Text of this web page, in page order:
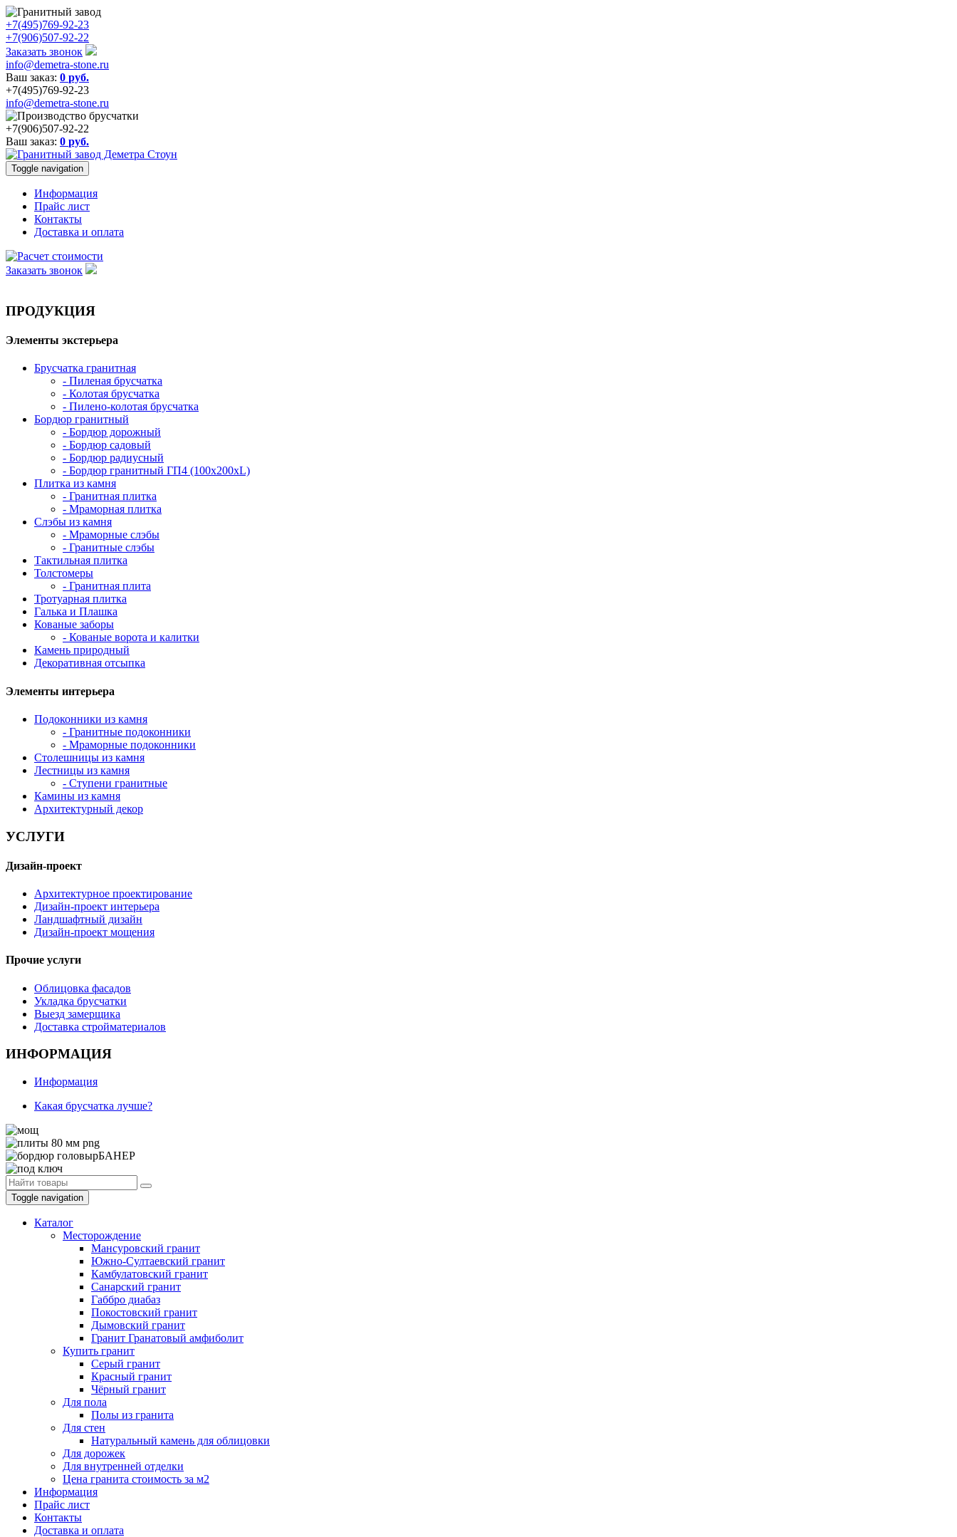
+7(495)769-92-23
+7(906)507-92-22
Заказать звонок
info@demetra-stone.ru
Ваш заказ: 0 руб.
+7(495)769-92-23
info@demetra-stone.ru
+7(906)507-92-22
Ваш заказ: 0 руб.
Toggle navigation
Информация
Прайс лист
Контакты
Доставка и оплата
Заказать звонок
ПРОДУКЦИЯ
Элементы экстерьера
Брусчатка гранитная
- Пиленая брусчатка
- Колотая брусчатка
- Пилено-колотая брусчатка
Бордюр гранитный
- Бордюр дорожный
- Бордюр садовый
- Бордюр радиусный
- Бордюр гранитный ГП4 (100х200хL)
Плитка из камня
- Гранитная плитка
- Мраморная плитка
Слэбы из камня
- Мраморные слэбы
- Гранитные слэбы
Тактильная плитка
Толстомеры
- Гранитная плита
Тротуарная плитка
Галька и Плашка
Кованые заборы
- Кованые ворота и калитки
Камень природный
Декоративная отсыпка
Элементы интерьера
Подоконники из камня
- Гранитные подоконники
- Мраморные подоконники
Столешницы из камня
Лестницы из камня
- Ступени гранитные
Камины из камня
Архитектурный декор
УСЛУГИ
Дизайн-проект
Архитектурное проектирование
Дизайн-проект интерьера
Ландшафтный дизайн
Дизайн-проект мощения
Прочие услуги
Облицовка фасадов
Укладка брусчатки
Выезд замерщика
Доставка стройматериалов
ИНФОРМАЦИЯ
Информация
Какая брусчатка лучше?
Toggle navigation
Каталог
Месторождение
Мансуровский гранит
Южно-Султаевский гранит
Камбулатовский гранит
Санарский гранит
Габбро диабаз
Покостовский гранит
Дымовский гранит
Гранит Гранатовый амфиболит
Купить гранит
Серый гранит
Красный гранит
Чёрный гранит
Для пола
Полы из гранита
Для стен
Натуральный камень для облицовки
Для дорожек
Для внутренней отделки
Цена гранита стоимость за м2
Информация
Прайс лист
Контакты
Доставка и оплата